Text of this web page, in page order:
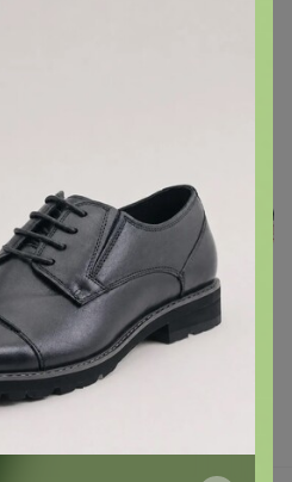
Реклама